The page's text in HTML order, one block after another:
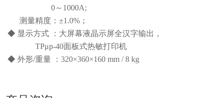
0～1000A;
测量精度：±1.0%；
◆ 显示方式 ：大屏幕液晶示屏全汉字输出，
TPμp-40面板式热敏打印机
◆ 外形/重量 ：320×360×160 mm / 8 kg